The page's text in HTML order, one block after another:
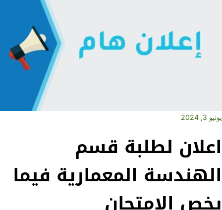
يونيو 3, 2024
اعلان لطلبة قسم
الهندسة المعمارية فيما